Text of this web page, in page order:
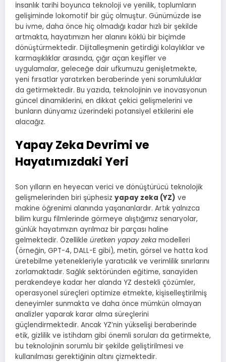
İnsanlık tarihi boyunca teknoloji ve yenilik, toplumların
gelişiminde lokomotif bir güç olmuştur. Günümüzde ise
bu ivme, daha önce hiç olmadığı kadar hızlı bir şekilde
artmakta, hayatımızın her alanını köklü bir biçimde
dönüştürmektedir. Dijitalleşmenin getirdiği kolaylıklar ve
karmaşıklıklar arasında, çığır açan keşifler ve
uygulamalar, geleceğe dair ufkumuzu genişletmekte,
yeni fırsatlar yaratırken beraberinde yeni sorumluluklar
da getirmektedir. Bu yazıda, teknolojinin ve inovasyonun
güncel dinamiklerini, en dikkat çekici gelişmelerini ve
bunların dünyamız üzerindeki potansiyel etkilerini ele
alacağız.
Yapay Zeka Devrimi ve
Hayatımızdaki Yeri
Son yılların en heyecan verici ve dönüştürücü teknolojik
gelişmelerinden biri şüphesiz yapay zeka (YZ) ve
makine öğrenimi alanında yaşananlardır. Artık yalnızca
bilim kurgu filmlerinde görmeye alıştığımız senaryolar,
günlük hayatımızın ayrılmaz bir parçası haline
gelmektedir. Özellikle üretken yapay zeka modelleri
(örneğin, GPT-4, DALL-E gibi), metin, görsel ve hatta kod
üretebilme yetenekleriyle yaratıcılık ve verimlilik sınırlarını
zorlamaktadır. Sağlık sektöründen eğitime, sanayiden
perakendeye kadar her alanda YZ destekli çözümler,
operasyonel süreçleri optimize etmekte, kişiselleştirilmiş
deneyimler sunmakta ve daha önce mümkün olmayan
analizler yaparak karar alma süreçlerini
güçlendirmektedir. Ancak YZ’nin yükselişi beraberinde
etik, gizlilik ve istihdam gibi önemli soruları da getirmekte,
bu teknolojinin sorumlu bir şekilde geliştirilmesi ve
kullanılması gerektiğinin altını çizmektedir.